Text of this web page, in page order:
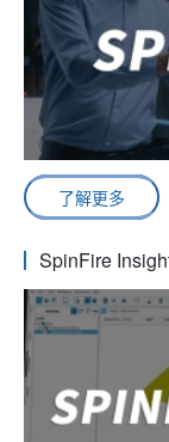
了解更多
SpinFire